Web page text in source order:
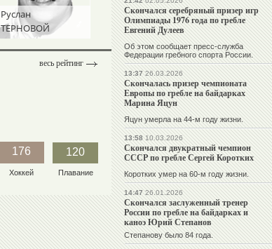
Руслан
ТЕРНОВОЙ
весь рейтинг
176
Хоккей
120
Плавание
Скончался серебряный призер игр
Олимпиады 1976 года по гребле
Евгений Дулеев
Об этом сообщает пресс-служба
Федерации гребного спорта России.
13:3726.03.2026
Скончалась призер чемпионата
Европы по гребле на байдарках
Марина Яцун
Яцун умерла на 44-м году жизни.
13:5810.03.2026
Скончался двукратный чемпион
СССР по гребле Сергей Коротких
Коротких умер на 60-м году жизни.
14:4726.01.2026
Скончался заслуженный тренер
России по гребле на байдарках и
каноэ Юрий Степанов
Степанову было 84 года.